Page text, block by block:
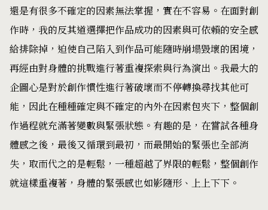
還是有很多不確定的因素無法掌握，實在不容易。在面對創
作時，我的反其道選擇把作品成功的因素與可依賴的安全感
給排除掉，迫使自己陷入到作品可能隨時崩塌毀壞的困境，
再經由對身體的挑戰進行著重複探索與行為演出。我最大的
企圖心是對於創作慣性進行著破壞而不停轉換尋找其他可
能，因此在種種確定與不確定的內外在因素包夾下，整個創
作過程就充滿著變數與緊張狀態。有趣的是，在嘗試各種身
體感之後，最後又循環到最初，而最開始的緊張也全部消
失，取而代之的是輕鬆，一種超越了界限的輕鬆，整個創作
就這樣重複著，身體的緊張感也如影隨形、上上下下。